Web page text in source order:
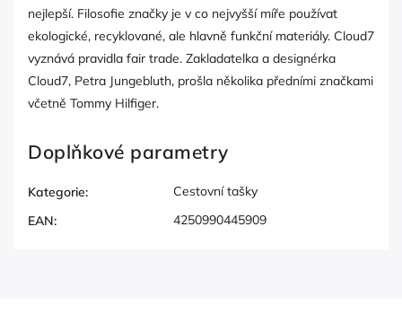
nejlepší. Filosofie značky je v co nejvyšší míře používat
ekologické, recyklované, ale hlavně funkční materiály. Cloud7
vyznává pravidla fair trade. Zakladatelka a designérka
Cloud7, Petra Jungebluth, prošla několika předními značkami
včetně Tommy Hilfiger.
Doplňkové parametry
Kategorie:
Cestovní tašky
EAN: 4250990445909